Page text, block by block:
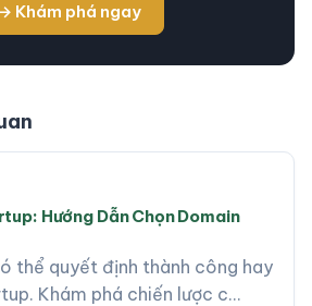
Khám phá ngay
Hướng Dẫn Chọn Domain
thể quyết định thành công hay
Khám phá chiến lược c…